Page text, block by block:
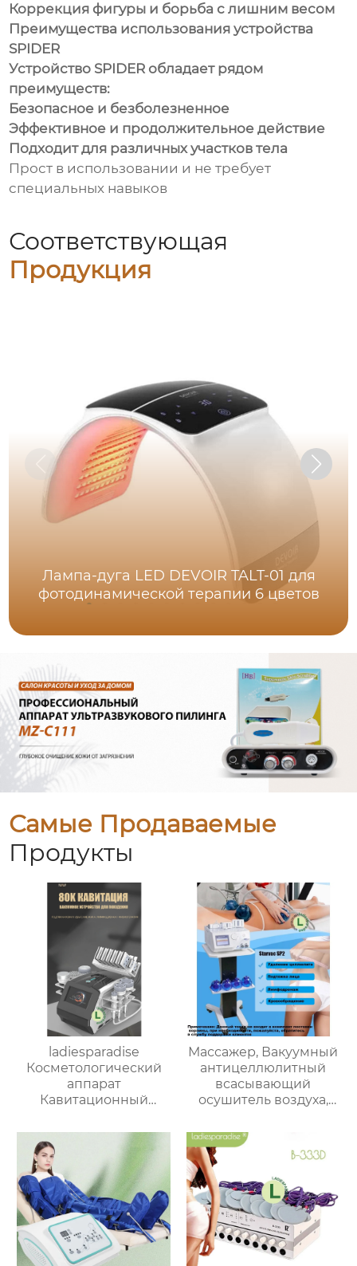
Коррекция фигуры и борьба с лишним весом
Преимущества использования устройства
SPIDER
Устройство SPIDER обладает рядом
преимуществ:
Безопасное и безболезненное
Эффективное и продолжительное действие
Подходит для различных участков тела
Прост в использовании и не требует
специальных навыков
Соответствующая
Продукция
Лампа-дуга LED DEVOIR TALT-01 для
фотодинамической терапии 6 цветов
Самые Продаваемые
Продукты
ladiesparadise
Косметологический
аппарат
Кавитационный
похудения устройства,
7 в 1, устройство для
подтяжки тела, RF,
потеря веса, подтяжка
лица машина AS92
Массажер, Вакуумный
антицеллюлитный
всасывающий
осушитель воздуха,
коррекции фигуры
Starvac SP2